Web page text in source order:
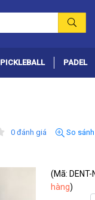
PICKLEBALL PADEL
0 đánh giá So sánh
(Mã:
hàng)